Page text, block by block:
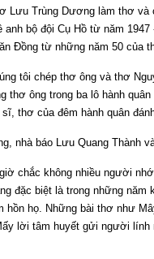
Lưu Trùng Dương làm thơ
anh bộ đội Cụ Hồ từ năm
Đồng từ những năm 50 của
tôi chép thơ ông và thơ
thơ ông trong ba lô hành
thơ của đêm hành quân
nhà báo Lưu Quang Thành
chắc không nhiều người
đặc biệt là trong những
hồn họ. Những bài thơ như
lời tâm huyết gửi người